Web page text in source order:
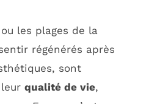
ou les plages de la
régénérés après
sont
qualité de vie,